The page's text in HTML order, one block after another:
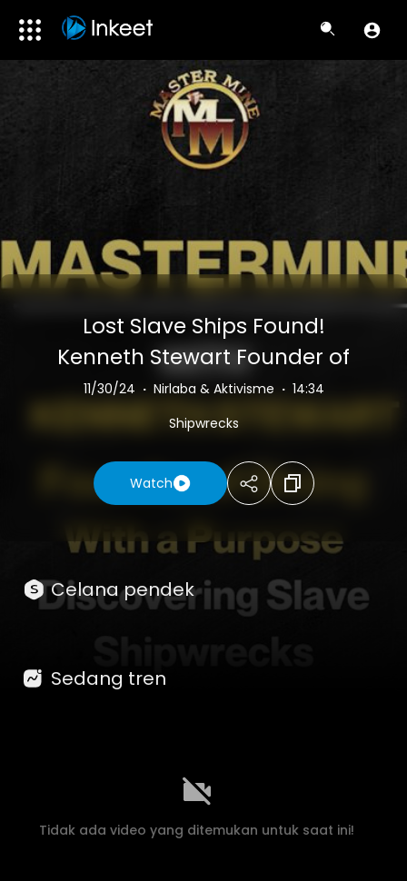
Lost Slave Ships Found!
Kenneth Stewart Founder of
Diving with a Purpose on
Wrecked Slave Ships
11/30/24 · Nirlaba & Aktivisme · 14:34
Shipwrecks
Watch
Celana pendek
Sedang tren
Tidak ada video yang ditemukan untuk saat ini!